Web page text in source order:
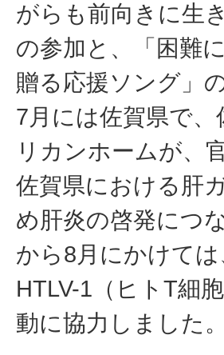
がらも前向きに生
の参加と、「困難
贈る応援ソング」
7月には佐賀県で
リカンホームが、
佐賀県における肝
め肝炎の啓発につ
から8月にかけて
HTLV-1（ヒトT細
動に協力しました。